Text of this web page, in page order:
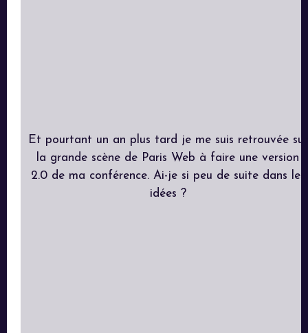
Et pourtant un an plus tard je me suis retrouvée sur
la grande scène de Paris Web à faire une version
2.0 de ma conférence. Ai-je si peu de suite dans les
idées ?